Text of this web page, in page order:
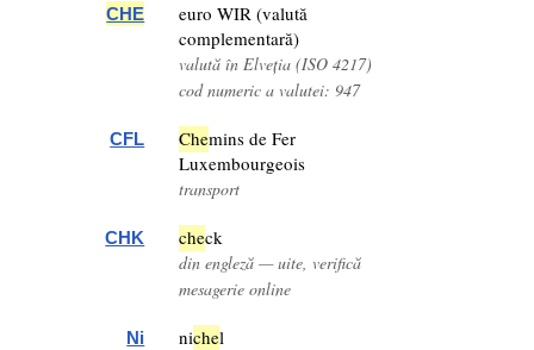
CHE
euro WIR (valută
complementară)
valută în Elveția (ISO 4217)
cod numeric a valutei: 947
CFL Chemins de Fer
Luxembourgeois
transport
CHK check
din engleză — uite, verifică
mesagerie online
Ni nichel